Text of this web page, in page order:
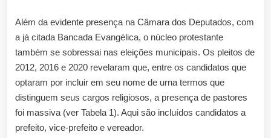
Além da evidente presença na Câmara dos Deputados, com
a já citada Bancada Evangélica, o núcleo protestante
também se sobressai nas eleições municipais. Os pleitos de
2012, 2016 e 2020 revelaram que, entre os candidatos que
optaram por incluir em seu nome de urna termos que
distinguem seus cargos religiosos, a presença de pastores
foi massiva (ver Tabela 1). Aqui são incluídos candidatos a
prefeito, vice-prefeito e vereador.